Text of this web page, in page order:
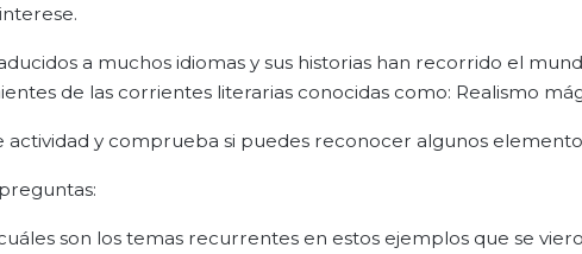
a muchos idiomas y sus historias han recorrido el
de las corrientes literarias conocidas como: Realismo
actividad y comprueba si puedes reconocer algunos
son los temas recurrentes en estos ejemplos que se